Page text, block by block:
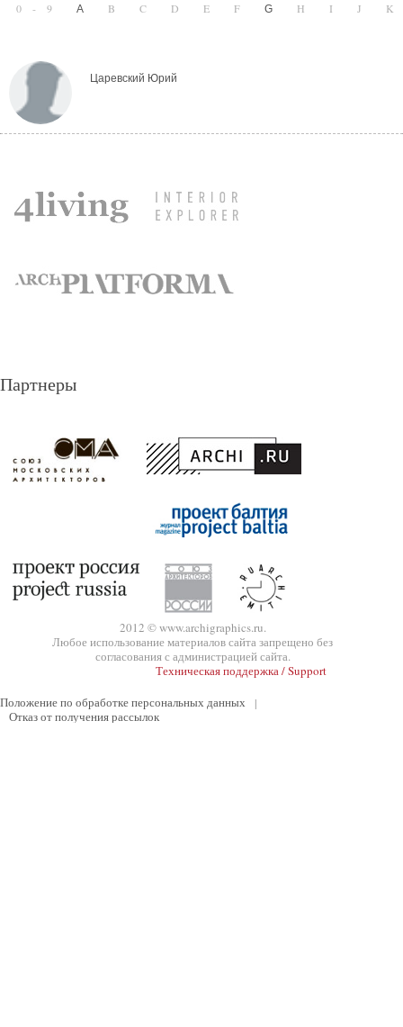
0-9 A B C D E F G H I J
Царевский Юрий
Партнеры
2012 © www.archigraphics.ru.
Любое использование материалов сайта запрещено без
согласования с администрацией сайта.
Техническая поддержка / Support
Положение по обработке персональных данных
|
Отказ от получения рассылок